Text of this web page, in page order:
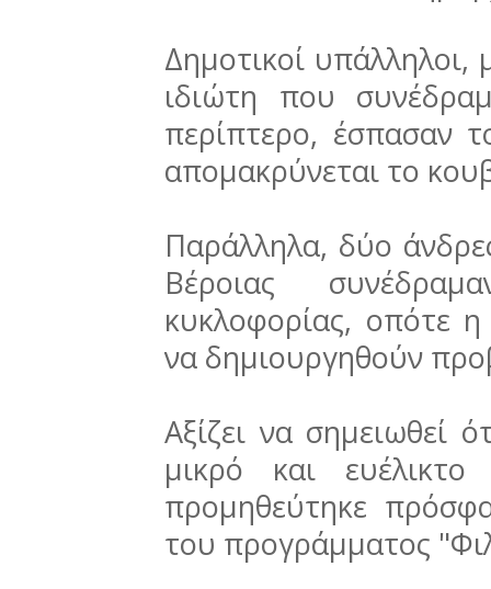
Δημοτικοί
ιδιώτη που
περίπτερο, έσπασαν
απομακρύνεται το
Παράλληλα, δύο
Βέροιας
κυκλοφορίας, οπότε η
να δημιουργηθούν
Αξίζει να σημειωθεί
μικρό και
προμηθεύτηκε
του προγράμματος